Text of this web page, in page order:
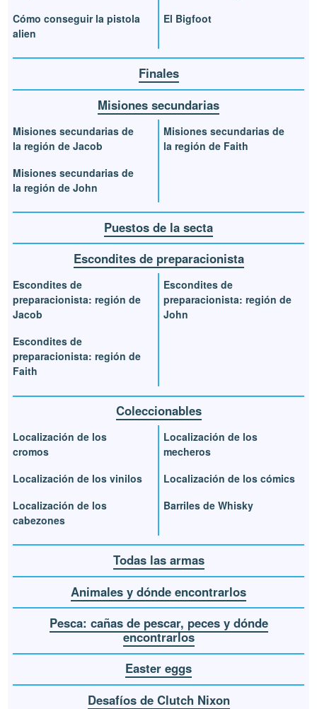
Cómo conseguir la pistola
alien
El Bigfoot
Finales
Misiones secundarias
Misiones secundarias de
la región de Jacob
Misiones secundarias de
la región de John
Misiones secundarias de
la región de Faith
Puestos de la secta
Escondites de preparacionista
Escondites de
preparacionista: región de
Jacob
Escondites de
preparacionista: región de
Faith
Escondites de
preparacionista: región de
John
Coleccionables
Localización de los
cromos
Localización de los vinilos
Localización de los
cabezones
Localización de los
mecheros
Localización de los cómics
Barriles de Whisky
Todas las armas
Animales y dónde encontrarlos
Pesca: cañas de pescar, peces y dónde
encontrarlos
Easter eggs
Desafíos de Clutch Nixon